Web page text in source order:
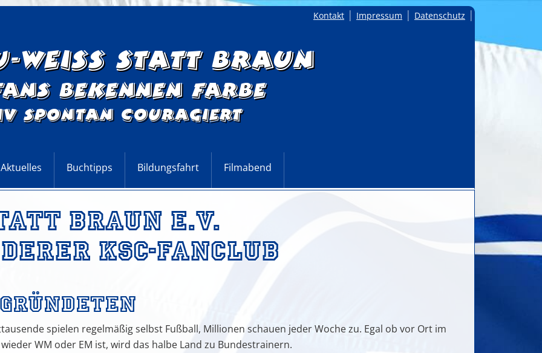
Weiss statt Braun
bekennen Farbe
Spontan Couragiert
Buchtipps Bildungsfahrt Filmabend
Navigation
überspringen
Kontakt Impressum Datenschutz
Braun e.V.
KSC-Fanclub
spielen regelmäßig selbst Fußball, Millionen schauen jeder Woche zu. Egal ob vor Ort im
WM oder EM ist, wird das halbe Land zu Bundestrainern.